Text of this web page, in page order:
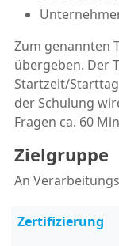
Zum genannten
übergeben. Der
Startzeit/
der Schulung
Fragen ca. 60
Zielgruppe
An
Zertifizierung